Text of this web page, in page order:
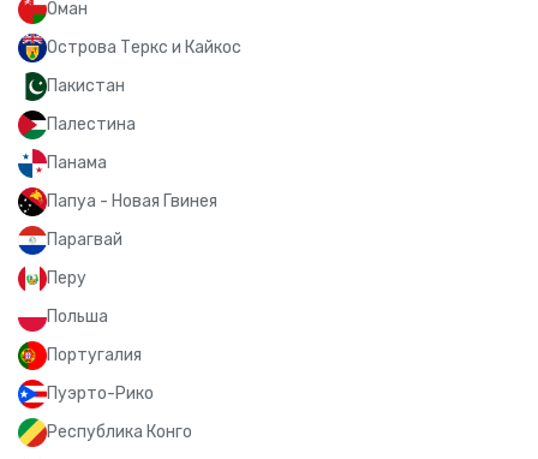
Оман
Острова Теркс и Кайкос
Пакистан
Палестина
Панама
Папуа - Новая Гвинея
Парагвай
Перу
Польша
Португалия
Пуэрто-Рико
Республика Конго